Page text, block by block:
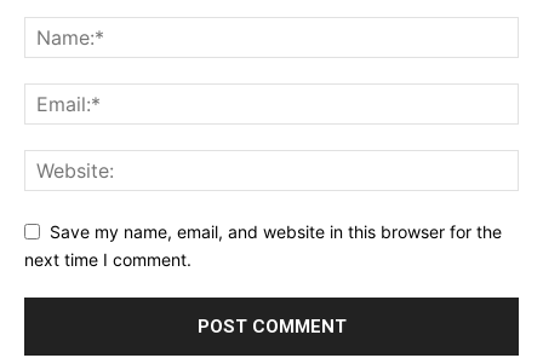
Save my name, email, and website in this browser for the
next time I comment.